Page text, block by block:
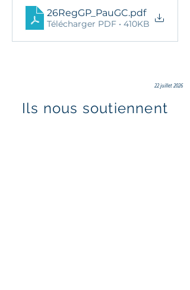
26RegGP_PauGC.pdf
Télécharger PDF • 410KB
22 juillet 2026
Ils nous soutiennent